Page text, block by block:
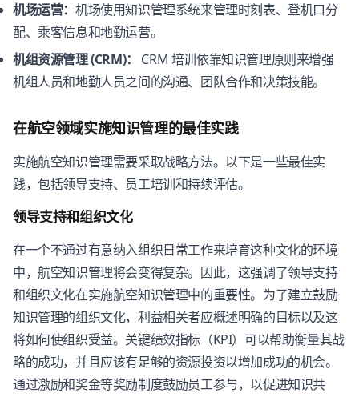
机场运营： 机场使用知识管理系统来管理时刻表、登机口分
配、乘客信息和地勤运营。
机组资源管理 (CRM)：
CRM 培训依靠知识管理原则来增强
机组人员和地勤人员之间的沟通、团队合作和决策技能。
在航空领域实施知识管理的最佳实践
实施航空知识管理需要采取战略方法。以下是一些最佳实
践，包括领导支持、员工培训和持续评估。
领导支持和组织文化
在一个不通过有意纳入组织日常工作来培育这种文化的环境
中，航空知识管理将会变得复杂。因此，这强调了领导支持
和组织文化在实施航空知识管理中的重要性。为了建立鼓励
知识管理的组织文化，利益相关者应概述明确的目标以及这
将如何使组织受益。关键绩效指标（KPI）可以帮助衡量其战
略的成功，并且应该有足够的资源投资以增加成功的机会。
通过激励和奖金等奖励制度鼓励员工参与，以促进知识共